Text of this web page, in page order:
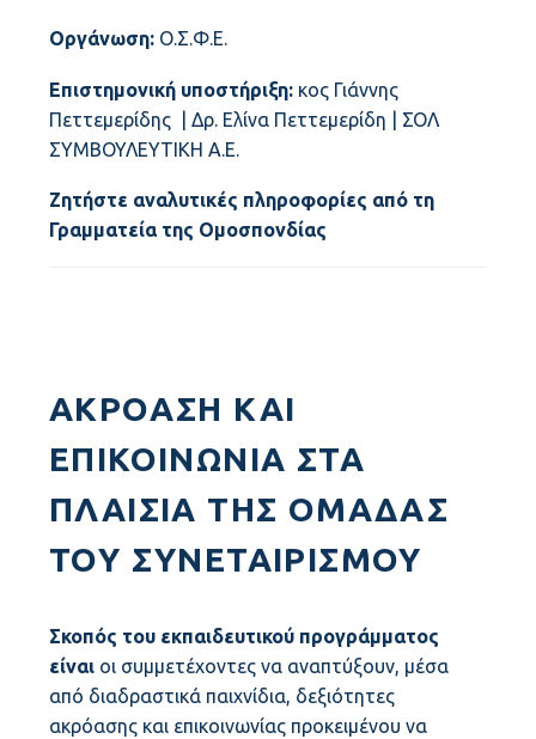
Οργάνωση: Ο.Σ.Φ.Ε.
Επιστημονική υποστήριξη: κος Γιάννης
Πεττεμερίδης | Δρ. Ελίνα Πεττεμερίδη | ΣΟΛ
ΣΥΜΒΟΥΛΕΥΤΙΚΗ Α.Ε.
Ζητήστε αναλυτικές πληροφορίες από τη
Γραμματεία της Ομοσπονδίας
ΑΚΡΌΑΣΗ KAI
ΕΠΙΚΟΙΝΩΝΊΑ ΣΤΑ
ΠΛΑΙΣΙΑ ΤΗΣ ΟΜΑΔΑΣ
ΤΟΥ ΣΥΝΕΤΑΙΡΙΣΜΟΥ
Σκοπός του εκπαιδευτικού προγράμματος
είναι oι συμμετέχοντες να αναπτύξουν, μέσα
από διαδραστικά παιχνίδια, δεξιότητες
ακρόασης και επικοινωνίας προκειμένου να